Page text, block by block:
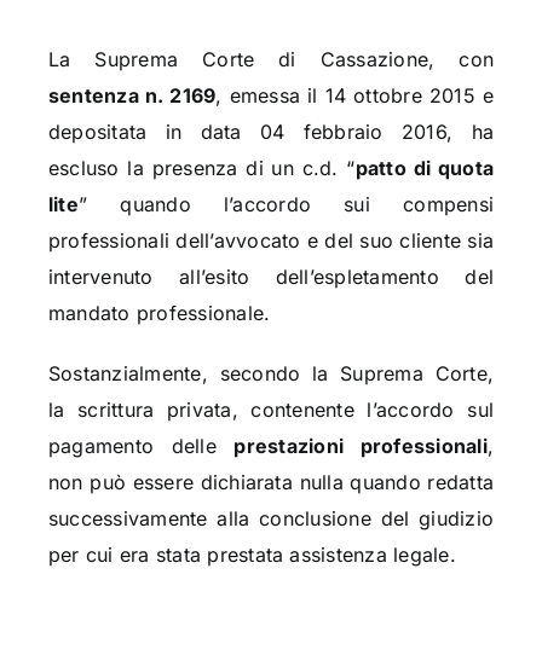
La Suprema Corte di Cassazione, con
sentenza n. 2169, emessa il 14 ottobre 2015 e
depositata in data 04 febbraio 2016, ha
escluso la presenza di un c.d. “patto di quota
lite” quando l’accordo sui compensi
professionali dell’avvocato e del suo cliente sia
intervenuto all’esito dell’espletamento del
mandato professionale.
Sostanzialmente, secondo la Suprema Corte,
la scrittura privata, contenente l’accordo sul
pagamento delle prestazioni professionali,
non può essere dichiarata nulla quando redatta
successivamente alla conclusione del giudizio
per cui era stata prestata assistenza legale.